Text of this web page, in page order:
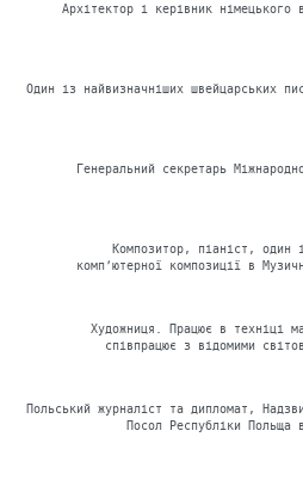
Архітектор і керівник німецького
Один із найвизначніших швейцарських
Генеральний секретарь
Композитор, піаніст, один
комп’ютерної композиції в
Художниця. Працює в техніці
співпрацює з відомими
Польський журналіст та дипломат,
Посол Республіки